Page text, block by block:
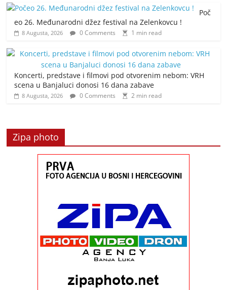
Poč
eo 26. Međunarodni džez festival na Zelenkovcu !
8 Augusta, 2026 0 Comments 1 min read
Koncerti, predstave i filmovi pod otvorenim nebom: VRH
scena u Banjaluci donosi 16 dana zabave
8 Augusta, 2026 0 Comments 2 min read
Zipa photo